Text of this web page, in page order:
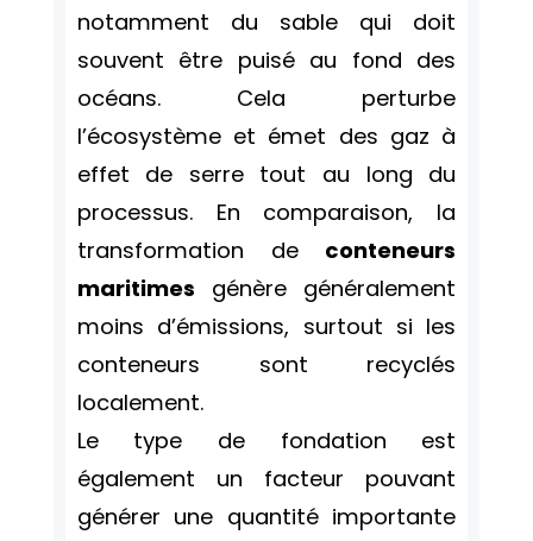
notamment du sable qui doit
souvent être puisé au fond des
océans. Cela perturbe
l’écosystème et émet des gaz à
effet de serre tout au long du
processus. En comparaison, la
transformation de conteneurs
maritimes génère généralement
moins d’émissions, surtout si les
conteneurs sont recyclés
localement.
Le type de fondation est
également un facteur pouvant
générer une quantité importante